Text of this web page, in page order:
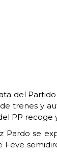
del
trenes y
PP recoge
Pardo se
Feve